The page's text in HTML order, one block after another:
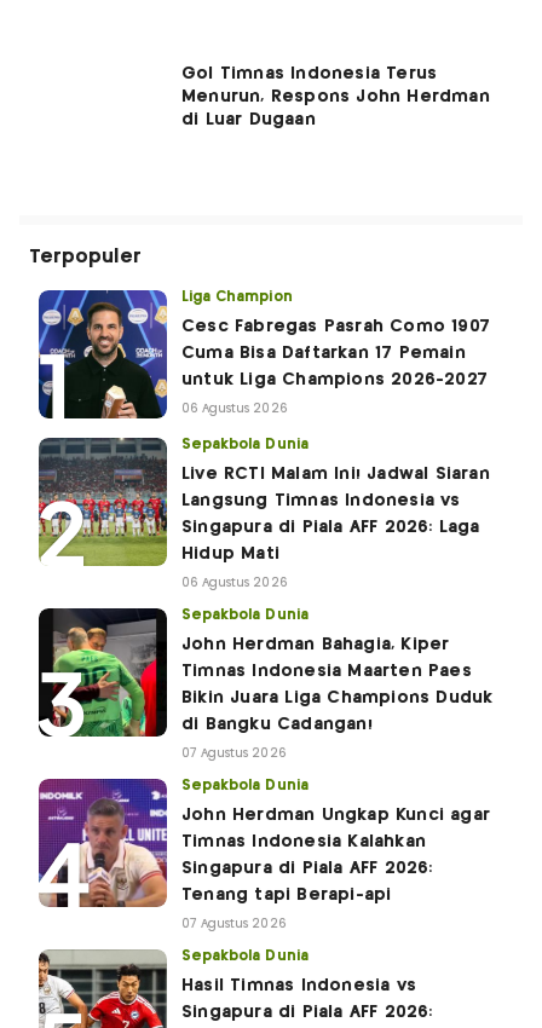
Gol Timnas Indonesia Terus
Menurun, Respons John Herdman
di Luar Dugaan
Terpopuler
Liga Champion
Cesc Fabregas Pasrah Como 1907
Cuma Bisa Daftarkan 17 Pemain
untuk Liga Champions 2026-2027
06 Agustus 2026
Sepakbola Dunia
Live RCTI Malam Ini! Jadwal Siaran
Langsung Timnas Indonesia vs
Singapura di Piala AFF 2026: Laga
Hidup Mati
06 Agustus 2026
Sepakbola Dunia
John Herdman Bahagia, Kiper
Timnas Indonesia Maarten Paes
Bikin Juara Liga Champions Duduk
di Bangku Cadangan!
07 Agustus 2026
Sepakbola Dunia
John Herdman Ungkap Kunci agar
Timnas Indonesia Kalahkan
Singapura di Piala AFF 2026:
Tenang tapi Berapi-api
07 Agustus 2026
Sepakbola Dunia
Hasil Timnas Indonesia vs
Singapura di Piala AFF 2026: